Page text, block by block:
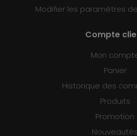
Modifier les paramètres
Compte
Mon
Panier
Historique des
Produits
Promotion
Nouveautés